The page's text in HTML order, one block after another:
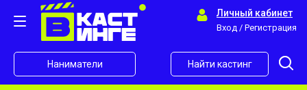
Личный кабинет
Вход / Регистрация
Наниматели Найти кастинг